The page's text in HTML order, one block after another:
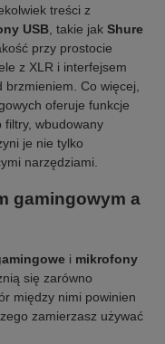
treści z
USB, takie jak Shure
przy prostocie
z XLR i interfejsem
brzmieniem. Co więcej,
oferuje funkcje
filtry, wbudowany
je nie tylko
narzędziami.
gamingowym a
i mikrofony
się zarówno
między nimi powinien
zamierzasz używać